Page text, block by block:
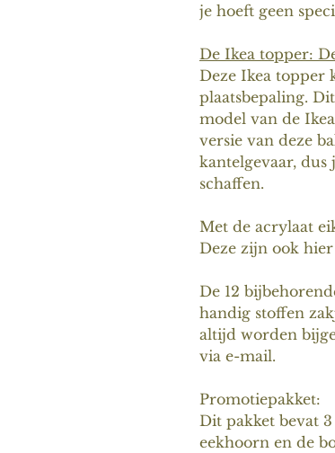
je hoeft geen
De Ikea topper:
Deze Ikea topper
plaatsbepaling.
model van de
versie van deze
kantelgevaar, dus
schaffen.
Met de acrylaat
Deze zijn ook
De 12
handig stoffen
altijd worden
via e-mail.
Promotiepakket:
Dit pakket bevat
eekhoorn en de